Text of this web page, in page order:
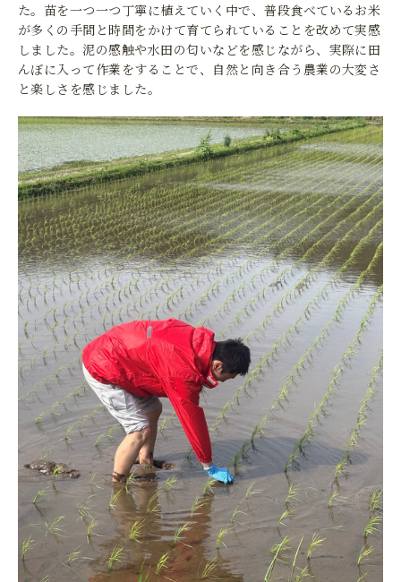
た。苗を一つ一つ丁寧に植えていく中で、普段食べているお米
が多くの手間と時間をかけて育てられていることを改めて実感
しました。泥の感触や水田の匂いなどを感じながら、実際に田
んぼに入って作業をすることで、自然と向き合う農業の大変さ
と楽しさを感じました。